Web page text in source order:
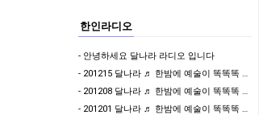
한인라디오
- 안녕하세요 달나라 라디오 입니다
- 201215 달나라 ♬ 한밤에 예술이 똑똑똑 & 나윤제 변호사의 밝은세상
- 201208 달나라 ♬ 한밤에 예술이 똑똑똑 & 걸어서 와인속으로
- 201201 달나라 ♬ 한밤에 예술이 똑똑똑 & 이어폰 한쪽만 빌려줄래?